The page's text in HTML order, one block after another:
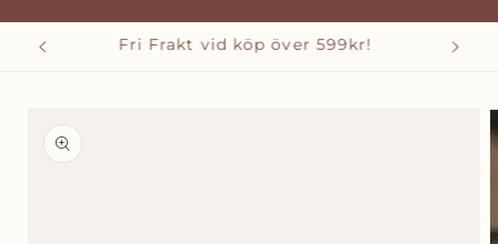
Betala enkelt med Qliro Checkout